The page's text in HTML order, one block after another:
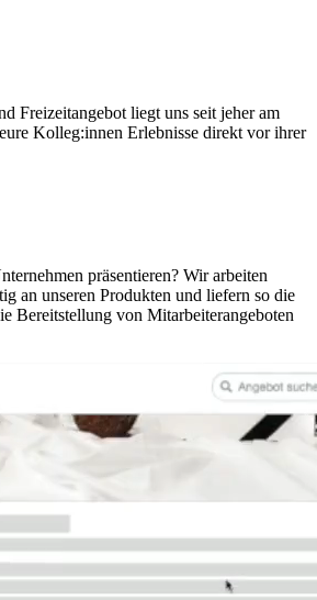
Freizeitangebot liegt uns seit jeher am
Kolleg:innen Erlebnisse direkt vor ihrer
präsentieren? Wir arbeiten
an unseren Produkten und liefern so die
Bereitstellung von Mitarbeiterangeboten